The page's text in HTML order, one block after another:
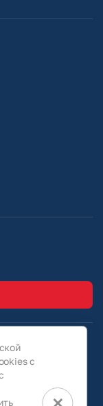
罗斯联邦民法典》第
с